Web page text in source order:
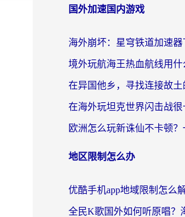
国外加速国内游戏
地区限制怎么办